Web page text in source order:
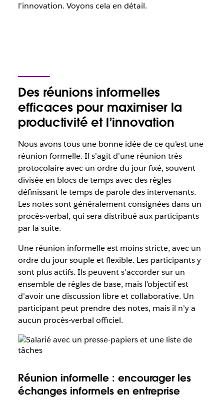
l’innovation. Voyons cela en détail.
Des réunions informelles
efficaces pour maximiser la
productivité et l’innovation
Nous avons tous une bonne idée de ce qu’est une
réunion formelle. Il s’agit d’une réunion très
protocolaire avec un ordre du jour fixé, souvent
divisée en blocs de temps avec des règles
définissant le temps de parole des intervenants.
Les notes sont généralement consignées dans un
procès-verbal, qui sera distribué aux participants
par la suite.
Une réunion informelle est moins stricte, avec un
ordre du jour souple et flexible. Les participants y
sont plus actifs. Ils peuvent s’accorder sur un
ensemble de règles de base, mais l’objectif est
d’avoir une discussion libre et collaborative. Un
participant peut prendre des notes, mais il n’y a
aucun procès-verbal officiel.
Réunion informelle : encourager les
échanges informels en entreprise